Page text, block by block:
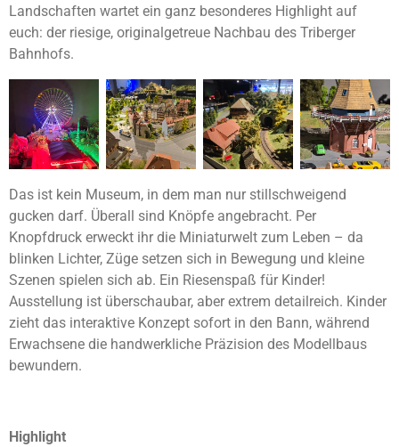
Landschaften wartet ein ganz besonderes Highlight auf
euch: der riesige, originalgetreue Nachbau des Triberger
Bahnhofs.
Das ist kein Museum, in dem man nur stillschweigend
gucken darf. Überall sind Knöpfe angebracht. Per
Knopfdruck erweckt ihr die Miniaturwelt zum Leben – da
blinken Lichter, Züge setzen sich in Bewegung und kleine
Szenen spielen sich ab. Ein Riesenspaß für Kinder!
Ausstellung ist überschaubar, aber extrem detailreich. Kinder
zieht das interaktive Konzept sofort in den Bann, während
Erwachsene die handwerkliche Präzision des Modellbaus
bewundern.
Highlight